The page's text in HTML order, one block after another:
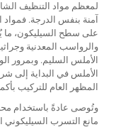
لمعظم مواد التنظيف
آمنة بنفس الدرجة.
على سطح السيليكون، ما
والرواسب المعدنية
الأملس السليم. وبمرور
الأملس في البداية
المظهر العام للتركيب
وتُوصى عادةً باستخدام
مانع التسرب السيليكوني